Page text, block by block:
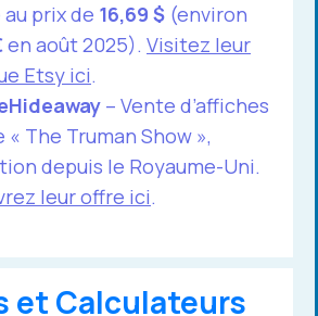
prix de 16,69 $ (environ
en août 2025). Visitez leur
Etsy ici.
– Vente d’affiches
« The Truman Show »,
depuis le Royaume-Uni.
leur offre ici.
et Calculateurs